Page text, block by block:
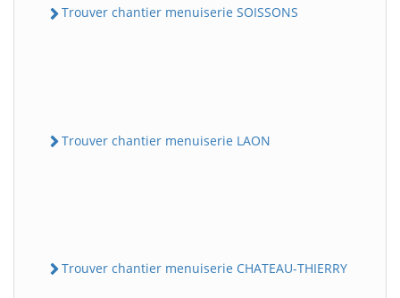
Trouver chantier menuiserie SOISSONS
Trouver chantier menuiserie LAON
Trouver chantier menuiserie CHATEAU-THIERRY